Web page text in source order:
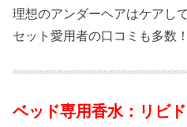
理想のアンダーヘアはケアし
セット愛用者の口コミも多数！
ベッド専用香水：リビ